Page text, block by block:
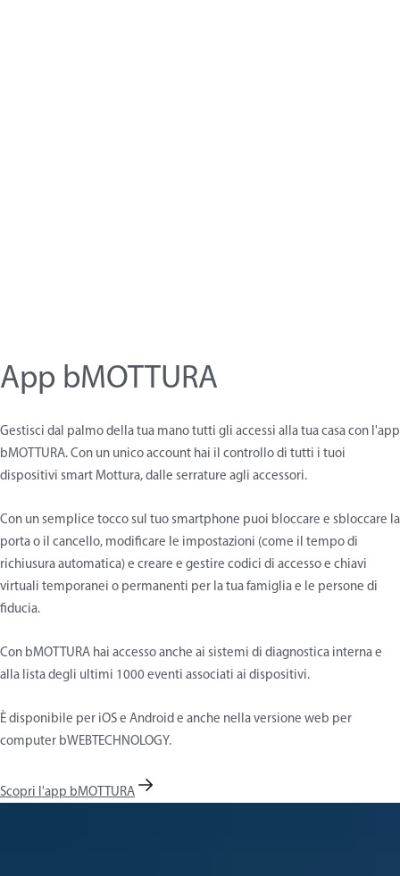
App bMOTTURA
Gestisci dal palmo della tua mano tutti gli accessi alla tua casa con l'app
bMOTTURA. Con un unico account hai il controllo di tutti i tuoi
dispositivi smart Mottura, dalle serrature agli accessori.
Con un semplice tocco sul tuo smartphone puoi bloccare e sbloccare la
porta o il cancello, modificare le impostazioni (come il tempo di
richiusura automatica) e creare e gestire codici di accesso e chiavi
virtuali temporanei o permanenti per la tua famiglia e le persone di
fiducia.
Con bMOTTURA hai accesso anche ai sistemi di diagnostica interna e
alla lista degli ultimi 1000 eventi associati ai dispositivi.
È disponibile per iOS e Android e anche nella versione web per
computer bWEBTECHNOLOGY.
Scopri l'app bMOTTURA